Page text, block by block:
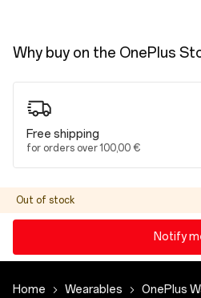
Why buy on the OnePlus
Free shipping
for orders over 100,00 €
Out of stock
Notify
Home Wearables OnePlus